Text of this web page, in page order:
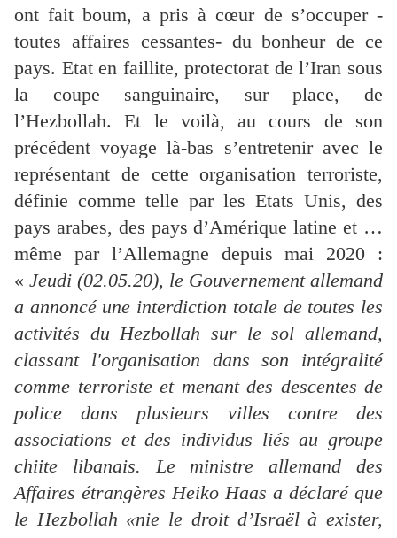
ont fait boum, a pris à cœur de s’occuper -
toutes affaires cessantes- du bonheur de ce
pays. Etat en faillite, protectorat de l’Iran sous
la coupe sanguinaire, sur place, de
l’Hezbollah. Et le voilà, au cours de son
précédent voyage là-bas s’entretenir avec le
représentant de cette organisation terroriste,
définie comme telle par les Etats Unis, des
pays arabes, des pays d’Amérique latine et …
même par l’Allemagne depuis mai 2020 :
« Jeudi (02.05.20), le Gouvernement allemand
a annoncé une interdiction totale de toutes les
activités du Hezbollah sur le sol allemand,
classant l'organisation dans son intégralité
comme terroriste et menant des descentes de
police dans plusieurs villes contre des
associations et des individus liés au groupe
chiite libanais. Le ministre allemand des
Affaires étrangères Heiko Haas a déclaré que
le Hezbollah «nie le droit d’Israël à exister,